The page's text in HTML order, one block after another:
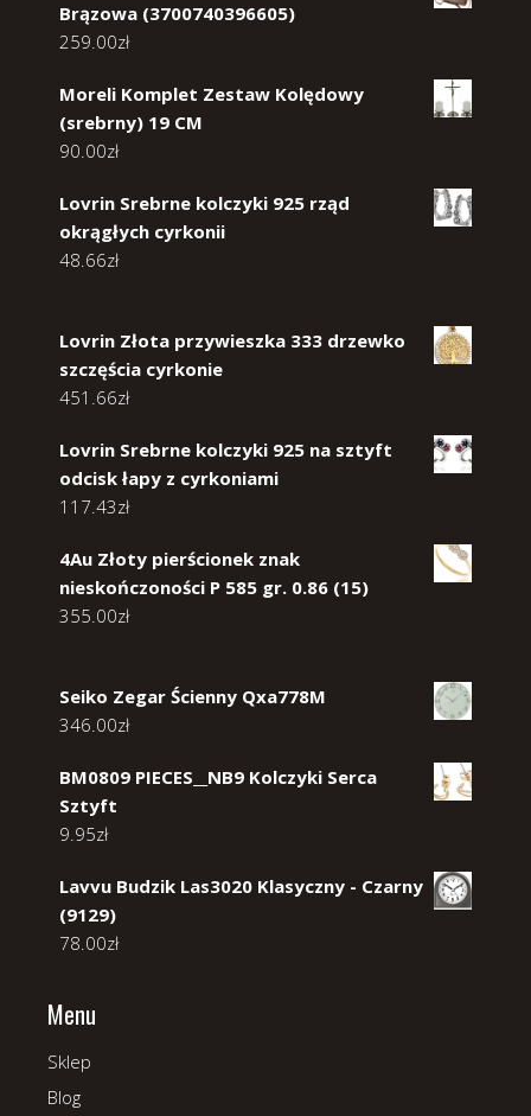
Brązowa (3700740396605)
259.00zł
Moreli Komplet Zestaw Kolędowy
(srebrny) 19 CM
90.00zł
Lovrin Srebrne kolczyki 925 rząd
okrągłych cyrkonii
48.66zł
Lovrin Złota przywieszka 333 drzewko
szczęścia cyrkonie
451.66zł
Lovrin Srebrne kolczyki 925 na sztyft
odcisk łapy z cyrkoniami
117.43zł
4Au Złoty pierścionek znak
nieskończoności P 585 gr. 0.86 (15)
355.00zł
Seiko Zegar Ścienny Qxa778M
346.00zł
BM0809 PIECES__NB9 Kolczyki Serca
Sztyft
9.95zł
Lavvu Budzik Las3020 Klasyczny - Czarny
(9129)
78.00zł
Menu
Sklep
Blog